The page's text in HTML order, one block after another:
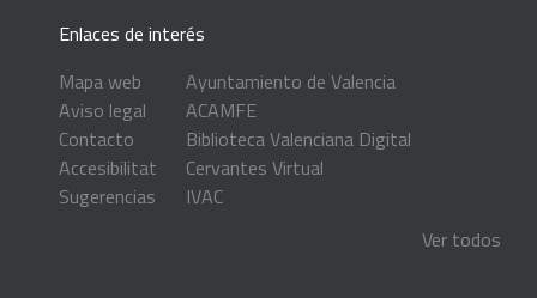
Enlaces de interés
Mapa web
Aviso legal
Contacto
Accesibilitat
Sugerencias
Ayuntamiento de Valencia
ACAMFE
Biblioteca Valenciana Digital
Cervantes Virtual
IVAC
Ver todos